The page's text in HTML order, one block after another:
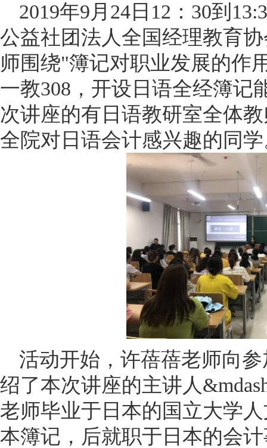
2019年9月24日12：30到
公益社团法人全国经理教育
师围绕"簿记对职业发展的作
一教308，开设日语全经簿记
次讲座的有日语教研室全体
全院对日语会计感兴趣的同
活动开始，许蓓蓓老师向
绍了本次讲座的主讲人
老师毕业于日本的国立大学
本簿记，后就职于日本的会